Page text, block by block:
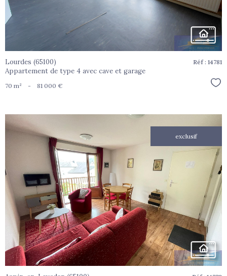
Lourdes (65100)
Appartement de type 4 avec cave et garage
Réf : 14781
70 m² - 81 000 €
exclusif
voir le
bien